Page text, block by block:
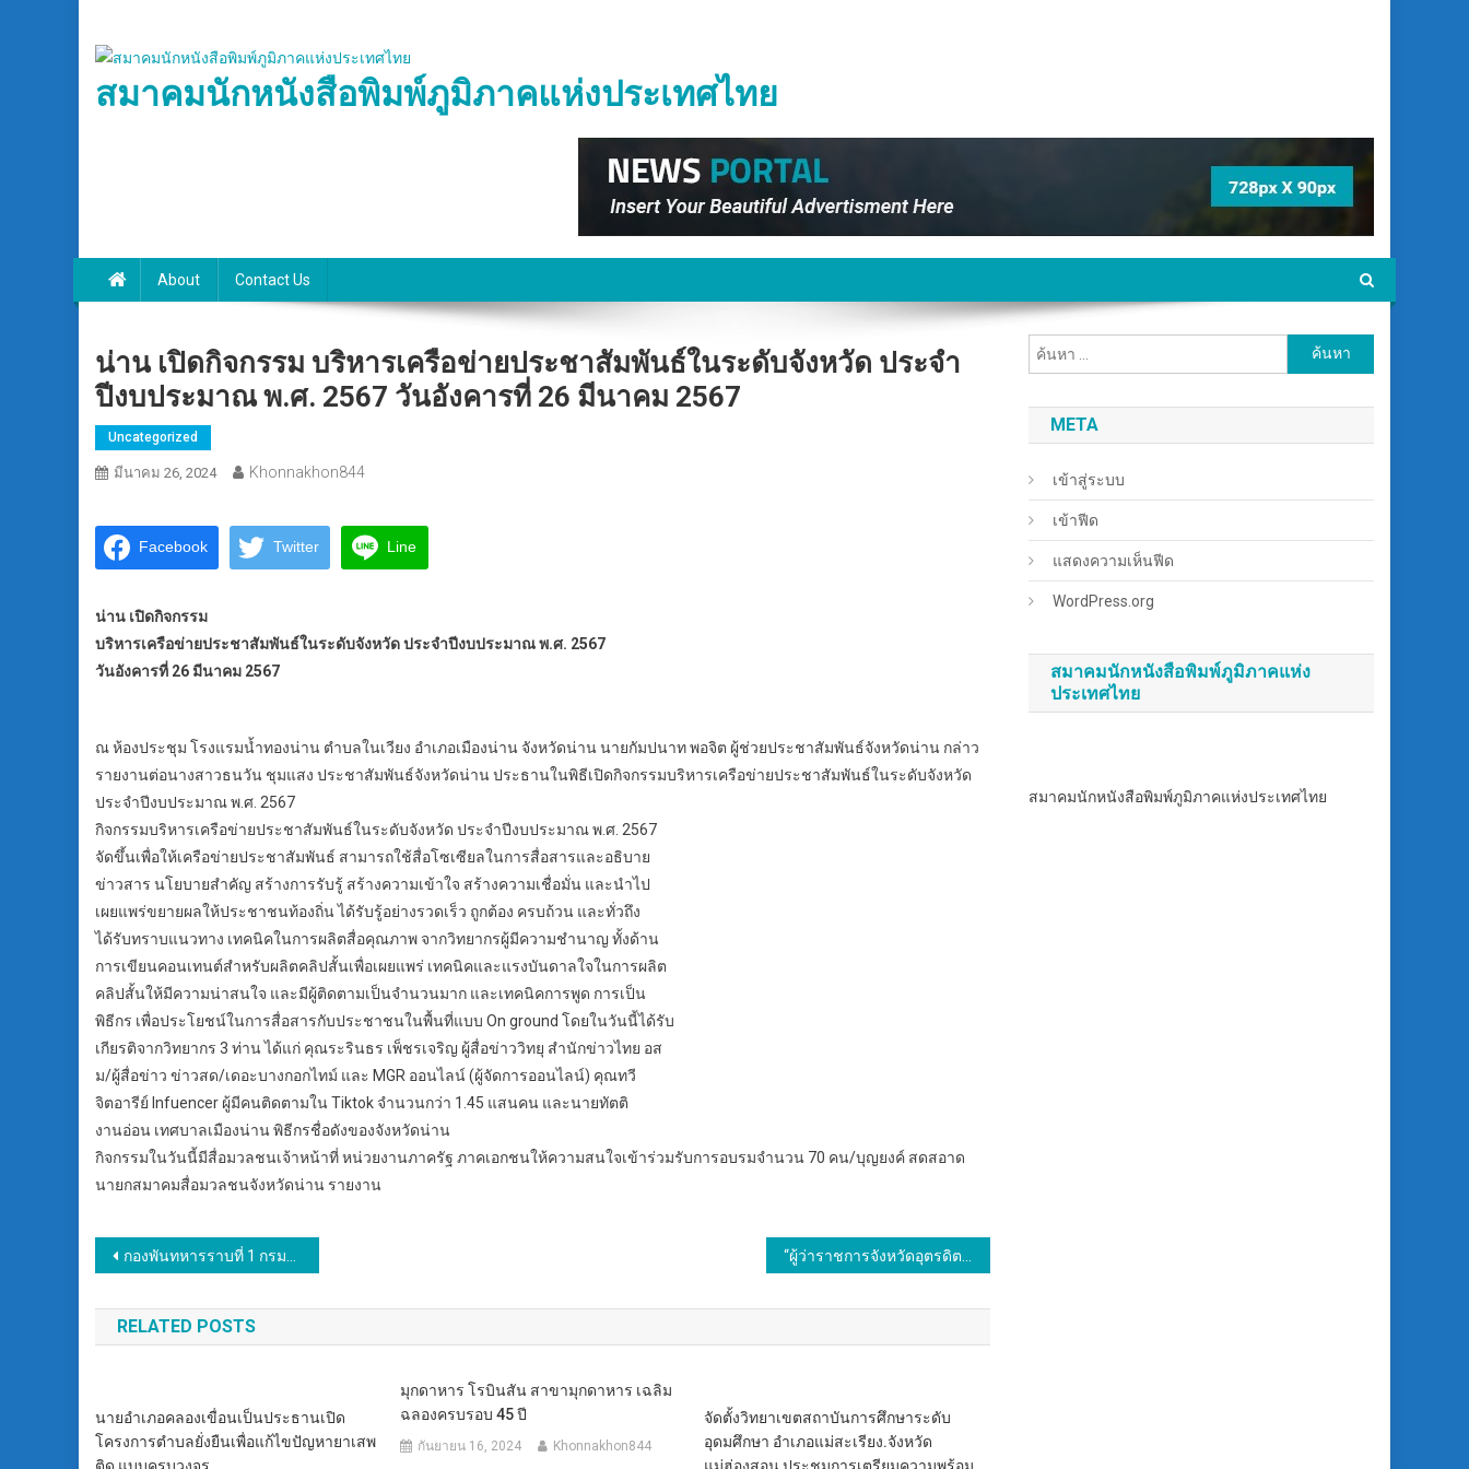
content
สมาคมนักหนังสือพิมพ์ภูมิภาคแห่งประเทศไทย
About Contact Us
น่าน เปิดกิจกรรม บริหารเครือข่ายประชาสัมพันธ์ในระดับจังหวัด ประจำ
ปีงบประมาณ พ.ศ. 2567 วันอังคารที่ 26 มีนาคม 2567
Uncategorized
มีนาคม 26, 2024 Khonnakhon844
Facebook Twitter Line
น่าน เปิดกิจกรรม
บริหารเครือข่ายประชาสัมพันธ์ในระดับจังหวัด ประจำปีงบประมาณ พ.ศ. 2567
วันอังคารที่ 26 มีนาคม 2567
ณ ห้องประชุม โรงแรมน้ำทองน่าน ตำบลในเวียง อำเภอเมืองน่าน จังหวัดน่าน นายกัมปนาท พอจิต ผู้ช่วยประชาสัมพันธ์จังหวัดน่าน กล่าว
รายงานต่อนางสาวธนวัน ชุมแสง ประชาสัมพันธ์จังหวัดน่าน ประธานในพิธีเปิดกิจกรรมบริหารเครือข่ายประชาสัมพันธ์ในระดับจังหวัด
ประจำปีงบประมาณ พ.ศ. 2567
กิจกรรมบริหารเครือข่ายประชาสัมพันธ์ในระดับจังหวัด ประจำปีงบประมาณ พ.ศ. 2567
จัดขึ้นเพื่อให้เครือข่ายประชาสัมพันธ์ สามารถใช้สื่อโซเซียลในการสื่อสารและอธิบาย
ข่าวสาร นโยบายสำคัญ สร้างการรับรู้ สร้างความเข้าใจ สร้างความเชื่อมั่น และนำไป
เผยแพร่ขยายผลให้ประชาชนท้องถิ่น ได้รับรู้อย่างรวดเร็ว ถูกต้อง ครบถ้วน และทั่วถึง
ได้รับทราบแนวทาง เทคนิคในการผลิตสื่อคุณภาพ จากวิทยากรผู้มีความชำนาญ ทั้งด้าน
การเขียนคอนเทนต์สำหรับผลิตคลิปสั้นเพื่อเผยแพร่ เทคนิคและแรงบันดาลใจในการผลิต
คลิปสั้นให้มีความน่าสนใจ และมีผู้ติดตามเป็นจำนวนมาก และเทคนิคการพูด การเป็น
พิธีกร เพื่อประโยชน์ในการสื่อสารกับประชาชนในพื้นที่แบบ On ground โดยในวันนี้ได้รับ
เกียรติจากวิทยากร 3 ท่าน ได้แก่ คุณระรินธร เพ็ชรเจริญ ผู้สื่อข่าววิทยุ สำนักข่าวไทย อส
ม/ผู้สื่อข่าว ข่าวสด/เดอะบางกอกไทม์ และ MGR ออนไลน์ (ผู้จัดการออนไลน์) คุณทวี
จิตอารีย์ Infuencer ผู้มีคนติดตามใน Tiktok จำนวนกว่า 1.45 แสนคน และนายทัตติ
งานอ่อน เทศบาลเมืองน่าน พิธีกรชื่อดังของจังหวัดน่าน
กิจกรรมในวันนี้มีสื่อมวลชนเจ้าหน้าที่ หน่วยงานภาครัฐ ภาคเอกชนให้ความสนใจเข้าร่วมรับการอบรมจำนวน 70 คน/บุญยงค์ สดสอาด
นายกสมาคมสื่อมวลชนจังหวัดน่าน รายงาน
แนะแนว
เรื่อง
กองพันทหารราบที่ 1 กรมทหารราบที่ 13 บริจาคโลหิตช่วยเหลือประชาชน
RELATED POSTS
นายอำเภอคลองเขื่อนเป็นประธานเปิด
โครงการตำบลยั่งยืนเพื่อแก้ไขปัญหายาเสพ
ติด แบบครบวงจร
มุกดาหาร โรบินสัน สาขามุกดาหาร เฉลิม
ฉลองครบรอบ 45 ปี
กันยายน 16, 2024 Khonnakhon844
จัดตั้งวิทยาเขตสถาบันการศึกษาระดับ
อุดมศึกษา อำเภอแม่สะเรียง.จังหวัด
แม่ฮ่องสอน ประชุมการเตรียมความพร้อม
ค้นหา
สำหรับ:
META
เข้าสู่ระบบ
เข้าฟีด
แสดงความเห็นฟีด
WordPress.org
สมาคมนักหนังสือพิมพ์ภูมิภาคแห่ง
ประเทศไทย
สมาคมนักหนังสือพิมพ์ภูมิภาคแห่งประเทศไทย